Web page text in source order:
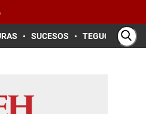
SUCESOS TEGUCIGALPA